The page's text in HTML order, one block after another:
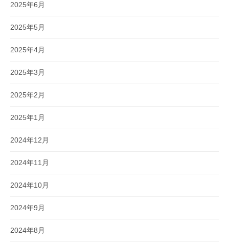
2025年6月
2025年5月
2025年4月
2025年3月
2025年2月
2025年1月
2024年12月
2024年11月
2024年10月
2024年9月
2024年8月